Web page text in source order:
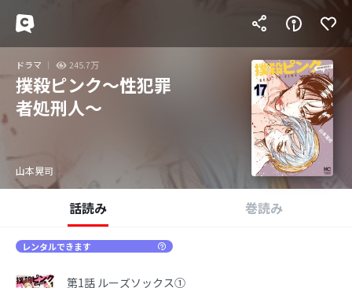
ドラマ 245.7万
撲殺ピンク～性犯罪
者処刑人～
山本晃司
話読み 巻読み
レンタルできます
第1話 ルーズソックス①